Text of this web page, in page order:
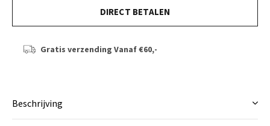
DIRECT BETALEN
Gratis verzending Vanaf €60,-
Beschrijving